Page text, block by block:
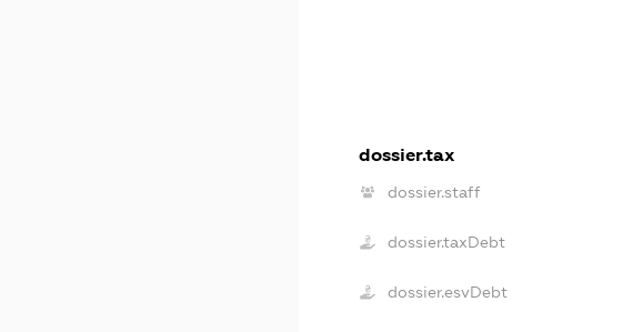
dossier.tax
dossier.staff
dossier.taxDebt
dossier.esvDebt